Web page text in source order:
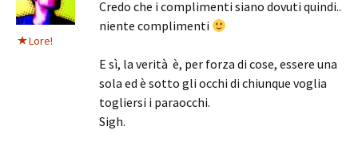
Lore!
Credo che i complimenti siano dovuti quindi..
niente complimenti
E sì, la verità è, per forza di cose, essere una
sola ed è sotto gli occhi di chiunque voglia
togliersi i paraocchi.
Sigh.